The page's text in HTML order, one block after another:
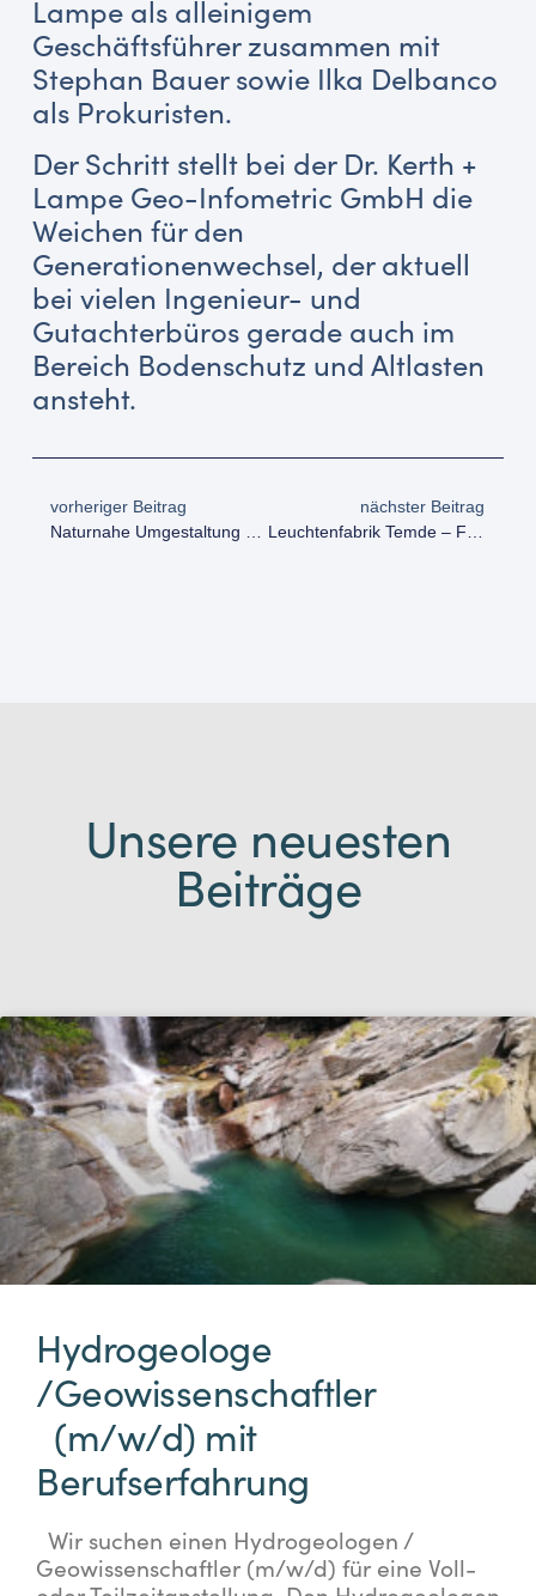
Lampe als alleinigem
Geschäftsführer zusammen mit
Stephan Bauer sowie Ilka Delbanco
als Prokuristen.
Der Schritt stellt bei der Dr. Kerth +
Lampe Geo-Infometric GmbH die
Weichen für den
Generationenwechsel, der aktuell
bei vielen Ingenieur- und
Gutachterbüros gerade auch im
Bereich Bodenschutz und Altlasten
ansteht.
vorheriger Beitrag
nächster Beitrag
Unsere neuesten
Beiträge
Hydrogeologe
/Geowissenschaftler
(m/w/d) mit
Berufserfahrung
Wir suchen einen Hydrogeologen /
Geowissenschaftler (m/w/d) für eine Voll-